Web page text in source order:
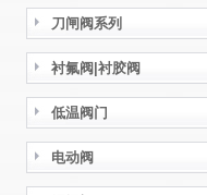
刀闸阀系列
衬氟阀|衬胶阀
低温阀门
电动阀